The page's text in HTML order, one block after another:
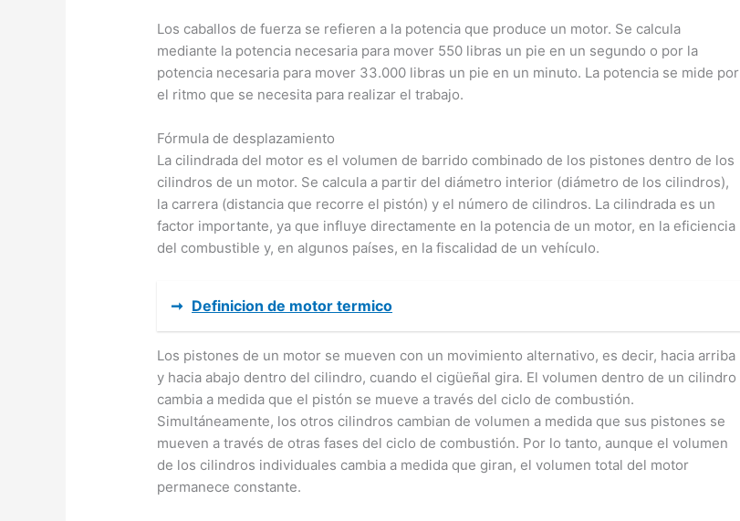
Los caballos de fuerza se refieren a la potencia que produce un motor. Se calcula
mediante la potencia necesaria para mover 550 libras un pie en un segundo o por la
potencia necesaria para mover 33.000 libras un pie en un minuto. La potencia se mide por
el ritmo que se necesita para realizar el trabajo.
Fórmula de desplazamiento
La cilindrada del motor es el volumen de barrido combinado de los pistones dentro de los
cilindros de un motor. Se calcula a partir del diámetro interior (diámetro de los cilindros),
la carrera (distancia que recorre el pistón) y el número de cilindros. La cilindrada es un
factor importante, ya que influye directamente en la potencia de un motor, en la eficiencia
del combustible y, en algunos países, en la fiscalidad de un vehículo.
➞ Definicion de motor termico
Los pistones de un motor se mueven con un movimiento alternativo, es decir, hacia arriba
y hacia abajo dentro del cilindro, cuando el cigüeñal gira. El volumen dentro de un cilindro
cambia a medida que el pistón se mueve a través del ciclo de combustión.
Simultáneamente, los otros cilindros cambian de volumen a medida que sus pistones se
mueven a través de otras fases del ciclo de combustión. Por lo tanto, aunque el volumen
de los cilindros individuales cambia a medida que giran, el volumen total del motor
permanece constante.